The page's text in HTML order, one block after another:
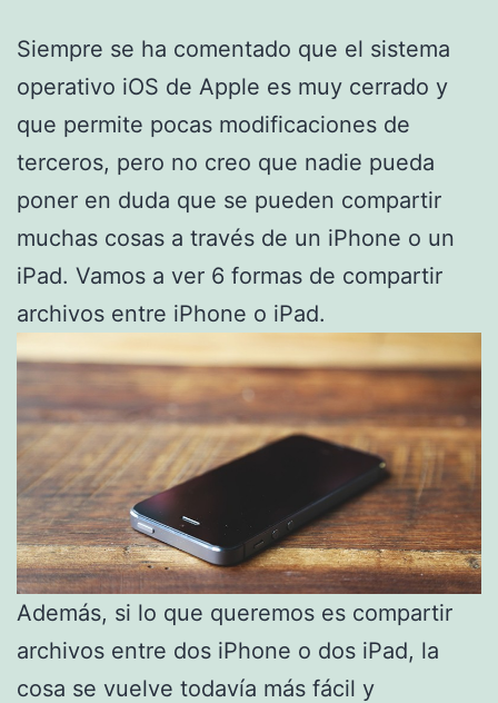
Siempre se ha comentado que el sistema
operativo iOS de Apple es muy cerrado y
que permite pocas modificaciones de
terceros, pero no creo que nadie pueda
poner en duda que se pueden compartir
muchas cosas a través de un iPhone o un
iPad. Vamos a ver 6 formas de compartir
archivos entre iPhone o iPad.
Además, si lo que queremos es compartir
archivos entre dos iPhone o dos iPad, la
cosa se vuelve todavía más fácil y